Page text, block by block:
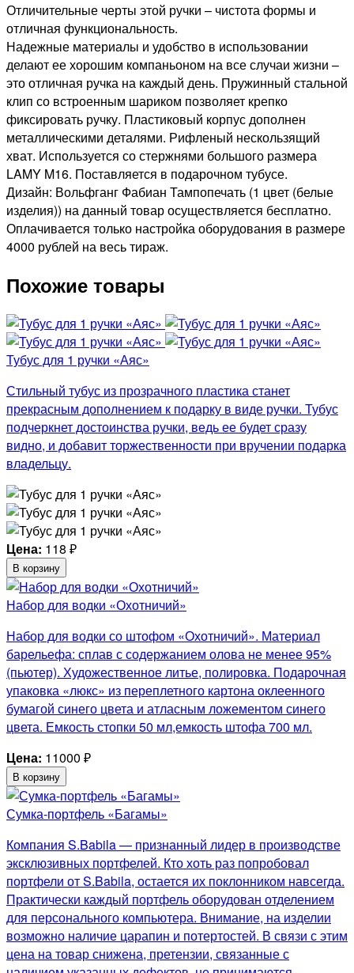
Отличительные черты этой ручки – чистота формы и
отличная функциональность.
Надежные материалы и удобство в использовании
делают ее хорошим компаньоном на все случаи жизни –
это отличная ручка на каждый день. Пружинный стальной
клип со встроенным шариком позволяет крепко
фиксировать ручку. Пластиковый корпус дополнен
металлическими деталями. Рифленый нескользящий
хват. Используется со стержнями большого размера
LAMY M16. Поставляется в подарочном тубусе.
Дизайн: Вольфганг Фабиан Тампопечать (1 цвет (белые
изделия)) на данный товар осуществляется бесплатно.
Оплачивается только настройка оборудования в размере
4000 рублей на весь тираж.
Похожие товары
Тубус для 1 ручки «Аяс»
Стильный тубус из прозрачного пластика станет
прекрасным дополнением к подарку в виде ручки. Тубус
подчеркнет достоинства ручки, ведь ее будет сразу
видно, и добавит торжественности при вручении подарка
владельцу.
Цена: 118 ₽
В корзину
Набор для водки «Охотничий»
Набор для водки со штофом «Охотничий». Материал
барельефа: сплав с содержанием олова не менее 95%
(пьютер). Художественное литье, полировка. Подарочная
упаковка «люкс» из переплетного картона оклеенного
бумагой синего цвета и атласным ложементом синего
цвета. Емкость стопки 50 мл,емкость штофа 700 мл.
Цена: 11000 ₽
В корзину
Сумка-портфель «Багамы»
Компания S.Babila — признанный лидер в производстве
эксклюзивных портфелей. Кто хоть раз попробовал
портфели от S.Babila, остается их поклонником навсегда.
Практически каждый портфель оборудован отделением
для персонального компьютера. Внимание, на изделии
возможно наличие царапин и потертостей. В связи с этим
цена на товар снижена, претензии, связанные с